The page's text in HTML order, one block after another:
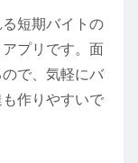
短期バイトの
プリです。面
で、気軽にバ
作りやすいで